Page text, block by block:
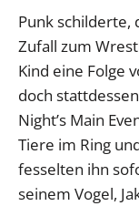
Punk schilderte,
Zufall zum
Kind eine Folge
doch
Night’s Main
Tiere im Ring
fesselten ihn
seinem Vogel,